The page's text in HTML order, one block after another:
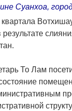
Суанхоа,
То Лам